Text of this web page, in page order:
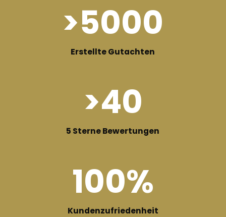
>5000
Erstellte Gutachten
>40
5 Sterne Bewertungen
100%
Kundenzufriedenheit